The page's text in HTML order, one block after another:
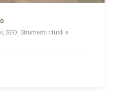
SEO, Strumenti rituali e